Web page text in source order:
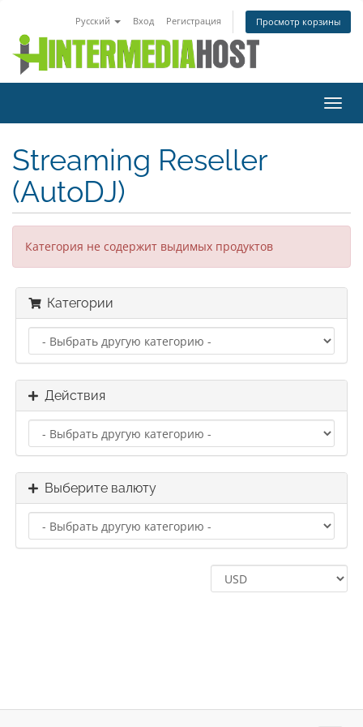
Русский Вход Регистрация Просмотр корзины
Streaming Reseller
(AutoDJ)
Категория не содержит выдимых продуктов
Категории
Действия
Выберите валюту